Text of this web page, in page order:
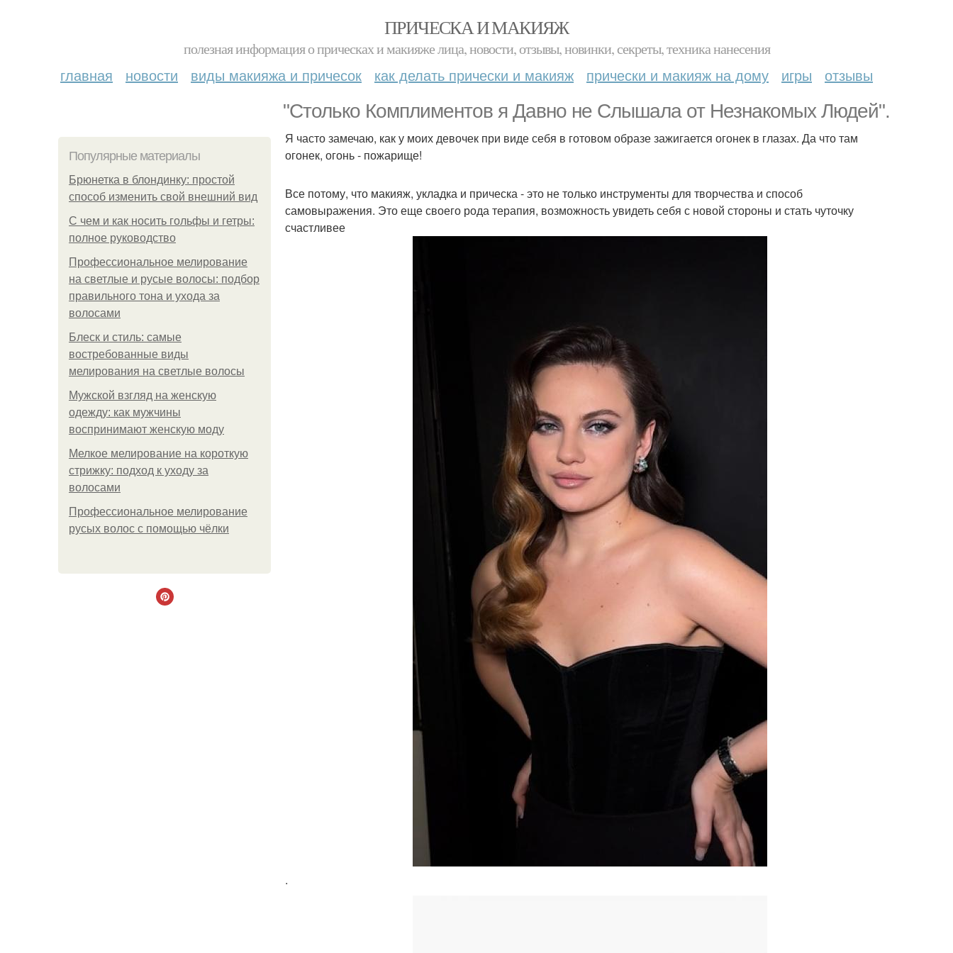
ПРИЧЕСКА И МАКИЯЖ
полезная информация о прическах и макияже лица, новости, отзывы, новинки, секреты, техника нанесения
главная новости виды макияжа и причесок как делать прически и макияж прически и макияж на дому игры отзывы
"Столько Комплиментов я Давно не Слышала от Незнакомых Людей".
Популярные материалы
Брюнетка в блондинку: простой
способ изменить свой внешний вид
С чем и как носить гольфы и гетры:
полное руководство
Профессиональное мелирование
на светлые и русые волосы: подбор
правильного тона и ухода за
волосами
Блеск и стиль: самые
востребованные виды
мелирования на светлые волосы
Мужской взгляд на женскую
одежду: как мужчины
воспринимают женскую моду
Мелкое мелирование на короткую
стрижку: подход к уходу за
волосами
Профессиональное мелирование
русых волос с помощью чёлки
Я часто замечаю, как у моих девочек при виде себя в готовом образе зажигается огонек в глазах. Да что там
огонек, огонь - пожарище!
Все потому, что макияж, укладка и прическа - это не только инструменты для творчества и способ
самовыражения. Это еще своего рода терапия, возможность увидеть себя с новой стороны и стать чуточку
счастливее
.